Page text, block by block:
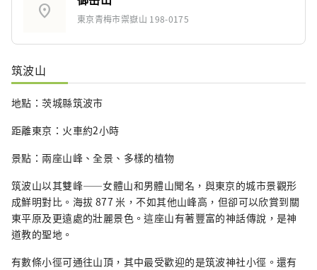
location_on 東京青梅市禦嶽山 198-0175
筑波山
地點：茨城縣筑波市
距離東京：火車約2小時
景點：兩座山峰、全景、多樣的植物
筑波山以其雙峰——女體山和男體山聞名，與東京的城市景觀形
成鮮明對比。海拔 877 米，不如其他山峰高，但卻可以欣賞到關
東平原及更遠處的壯麗景色。這座山有著豐富的神話傳說，是神
道教的聖地。
有數條小徑可通往山頂，其中最受歡迎的是筑波神社小徑。還有